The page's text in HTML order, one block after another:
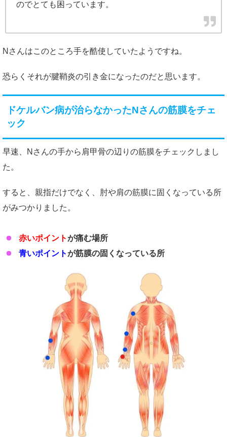
のでとても困っています。
Nさんはこのところ手を酷使していたようですね。
恐らくそれが腱鞘炎の引き金になったのだと思います。
ドケルバン病が治らなかったNさんの筋膜をチェ
ック
早速、Nさんの手から肩甲骨の辺りの筋膜をチェックしまし
た。
すると、親指だけでなく、肘や肩の筋膜に固くなっている所
がみつかりました。
赤いポイントが痛む場所
青いポイントが筋膜の固くなっている所